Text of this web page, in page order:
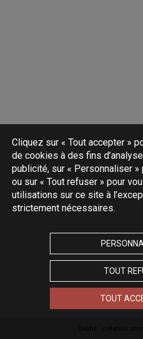
Cliquez sur « Tout accepter »
de cookies à des fins
publicité, sur « Personnaliser
ou sur « Tout refuser » pour
utilisations sur ce site à
strictement nécessaires.
TOUT
TOUT